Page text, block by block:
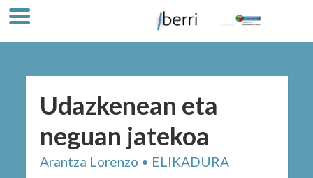
Udazkenean eta
neguan jatekoa
Arantza Lorenzo • ELIKADURA